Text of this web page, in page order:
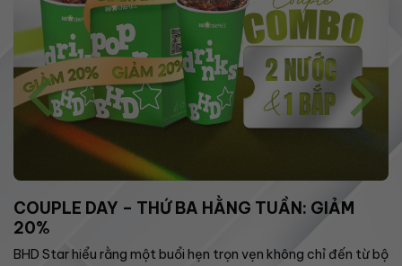
COUPLE DAY – THỨ BA HẰNG TUẦN: GIẢM
20%
BHD Star hiểu rằng một buổi hẹn trọn vẹn không chỉ đến từ bộ